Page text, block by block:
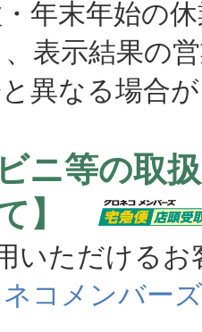
年末年始の
表示結果の
なる場合が
ビニ等の取
】
いただけるお
コメンバーズ